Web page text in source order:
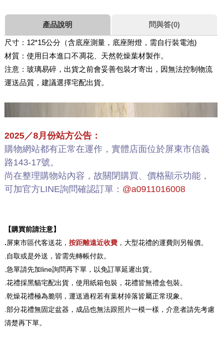
產品說明 問與答(0)
尺寸：12*15公分（含底座測量，底座附燈，需自行裝電池)
材質：使用日本進口不凋花、天然乾燥葉材製作。
注意：玻璃易碎，出貨之前會妥善包裝才寄出，因無法控制物流
運送品質，建議選擇宅配出貨。
2025／8月份站方公告：
購物網站都有正常在運作，實體店面位於屏東市信義
路143-17號。
尚在整理購物站內容，故關閉購買、價格顯示功能，
可加官方LINE詢問確認訂單： @a0911016008
【購買前請注意】
.屏東市區代客送花， 按距離遠近收費，大型花禮的運費則另報價。
.自取或是外送，皆需先轉帳付款。
.急單請先加line詢問再下單，以免訂單延遲出貨。
.花禮採黑貓宅配出貨，使用紙箱包裝，花禮皆無禮盒包裝。
.乾燥花禮極為脆弱，運送過程若有葉材掉落皆屬正常現象。
.部分花禮無固定盆器，成品也無法跟照片一模一樣，介意者請先考慮
清楚再下單。